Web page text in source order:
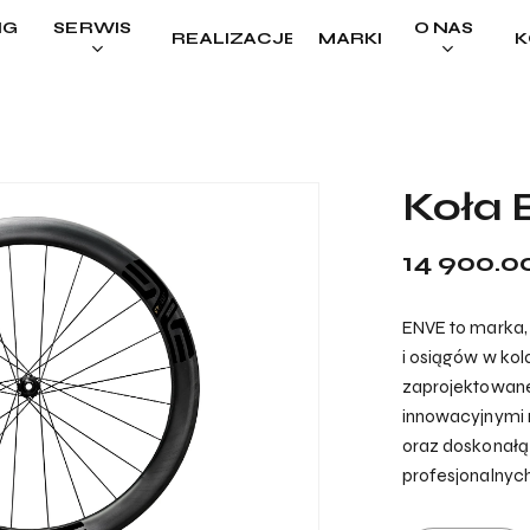
SERWIS
REALIZACJE MARKI
O NAS
Koła
14
ENVE to
i osiągów w
innowacyjnymi
oraz